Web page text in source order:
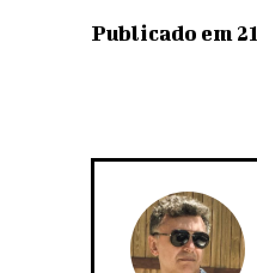
Publicado em